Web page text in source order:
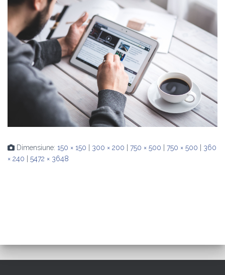
Dimensiune: 150 × 150 300 × 200 750 × 500 750 × 500
360
× 240
5472 × 3648